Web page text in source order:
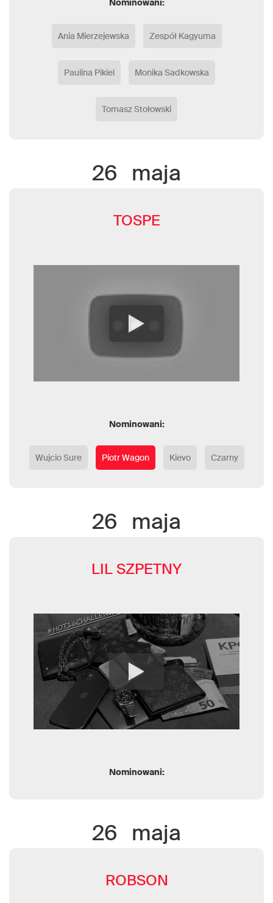
Nominowani:
Ania Mierzejewska Zespół Kagyuma
Paulina Pikiel Monika Sadkowska
Tomasz Stołowski
26 maja
TOSPE
Nominowani:
Wujcio Sure Piotr Wagon Kievo Czarny
26 maja
LIL SZPETNY
Nominowani:
26 maja
ROBSON